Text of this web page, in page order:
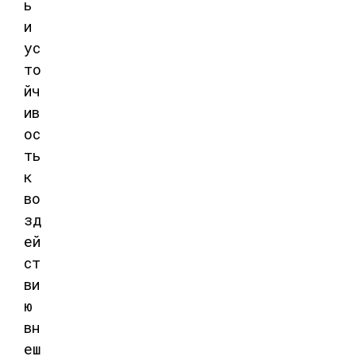
ь
и
ус
то
йч
ив
ос
ть
к
во
зд
ей
ст
ви
ю
вн
еш